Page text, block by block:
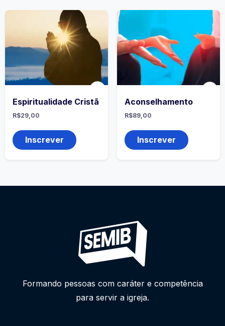
Espiritualidade Cristã
R$29,00
Inscrever
Aconselhamento
R$89,00
Inscrever
Formando pessoas com caráter e competência
para servir a igreja.